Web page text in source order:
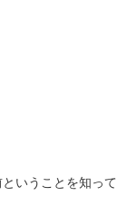
いうことを知って